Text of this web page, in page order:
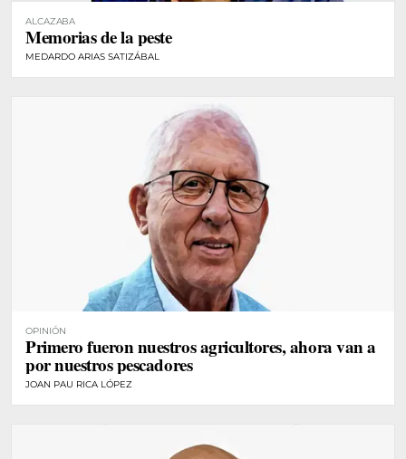
ALCAZABA
Memorias de la peste
MEDARDO ARIAS SATIZÁBAL
OPINIÓN
Primero fueron nuestros agricultores, ahora van a
por nuestros pescadores
JOAN PAU RICA LÓPEZ